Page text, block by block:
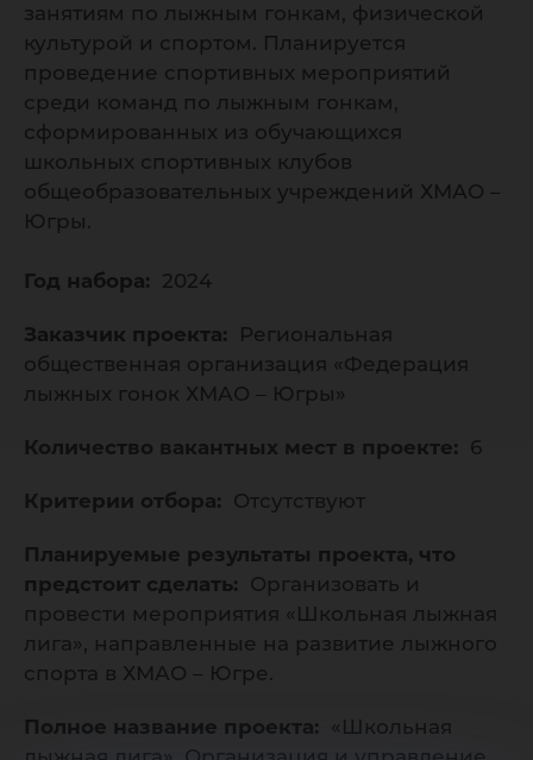
занятиям по лыжным гонкам, физической
культурой и спортом. Планируется
проведение спортивных мероприятий
среди команд по лыжным гонкам,
сформированных из обучающихся
школьных спортивных клубов
общеобразовательных учреждений ХМАО –
Югры.
Год набора: 2024
Заказчик проекта:
Региональная
общественная организация «Федерация
лыжных гонок ХМАО – Югры»
Количество вакантных мест в проекте: 6
Критерии отбора: Отсутствуют
Планируемые результаты проекта, что
предстоит сделать: Организовать и
провести мероприятия «Школьная лыжная
лига», направленные на развитие лыжного
спорта в ХМАО – Югре.
Полное название проекта: «Школьная